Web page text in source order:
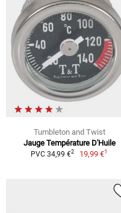
Tumbleton and Twist
Jauge Température D'Huile
PVC 34,99 €2 19,99 €1